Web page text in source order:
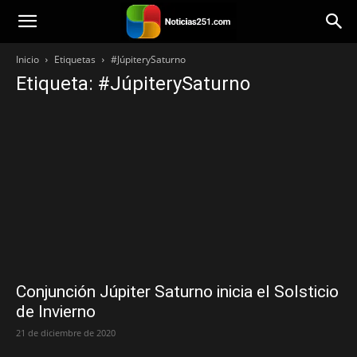
Noticias251
Inicio Etiquetas #JúpiterySaturno
Etiqueta: #JúpiterySaturno
Conjunción Júpiter Saturno inicia el Solsticio
de Invierno
21 de diciembre de 2020